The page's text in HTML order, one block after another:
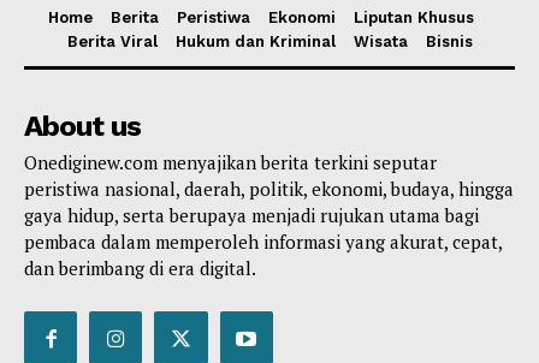
Home Berita Peristiwa Ekonomi
Liputan Khusus
Berita Viral
Hukum dan Kriminal Wisata Bisnis
About us
Onediginew.com menyajikan berita terkini seputar
peristiwa nasional, daerah, politik, ekonomi, budaya, hingga
gaya hidup, serta berupaya menjadi rujukan utama bagi
pembaca dalam memperoleh informasi yang akurat, cepat,
dan berimbang di era digital.